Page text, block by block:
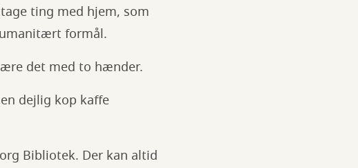
ting med hjem, som
formål.
det med to hænder.
dejlig kop kaffe
Bibliotek. Der kan altid